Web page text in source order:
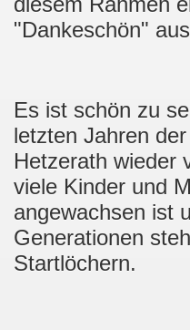
"Dankeschön"
Es ist schön zu
letzten Jahren
Hetzerath wieder
viele Kinder und
angewachsen ist
Generationen
Startlöchern.